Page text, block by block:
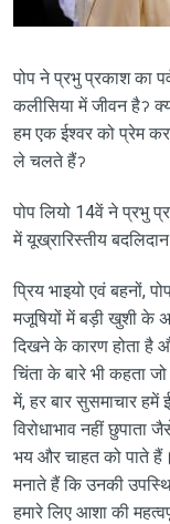
पोप ने प्रभु प्रकाश का
कलीसिया में जीवन हैॽ
हम एक ईश्वर को प्रेम
ले चलते हैंॽ
पोप लियो 14वें ने प्रभु
में यूख्रारिस्तीय
प्रिय भाइयो एवं बहनों,
मजूषियों में बड़ी खुशी के
दिखने के कारण होता है
चिंता के बारे भी कहता
में, हर बार सुसमाचार
विरोधाभाव नहीं छुपाता
भय और चाहत को पाते
मनाते हैं कि उनकी
हमारे लिए आशा की